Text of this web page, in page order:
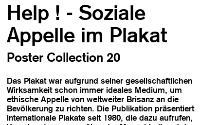
Help ! - Soziale
Appelle im Plakat
Poster Collection 20
Das Plakat war aufgrund seiner gesellschaftlichen
Wirksamkeit schon immer ideales Medium, um
ethische Appelle von weltweiter Brisanz an die
Bevölkerung zu richten. Die Publikation präsentiert
internationale Plakate seit 1980, die dazu aufrufen,